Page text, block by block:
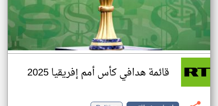
قائمة هدافي كأس أمم إفريقيا 2025